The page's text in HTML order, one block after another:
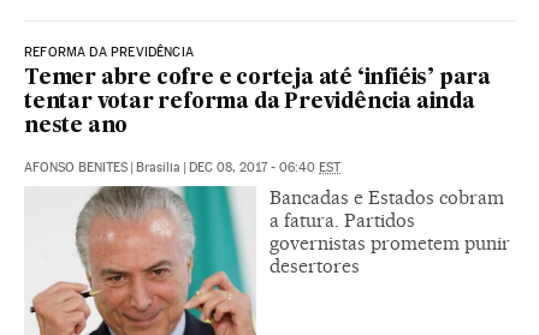
REFORMA DA PREVIDÊNCIA
Temer abre cofre e corteja até ‘infiéis’ para
tentar votar reforma da Previdência ainda
neste ano
AFONSO BENITES | Brasília | DEC 08, 2017 - 06:40 EST
Bancadas e Estados cobram
a fatura. Partidos
governistas prometem punir
desertores